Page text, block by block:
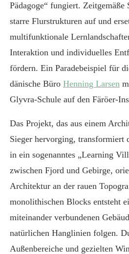
Pädagoge“ fungiert.
starre Flurstrukturen auf und
multifunktionale
Interaktion und individuelles
fördern. Ein Paradebeispiel für
dänische Büro Henning Larsen
Glyvra-Schule auf den Färöer-
Das Projekt, das aus einem
Sieger hervorging, transformiert
in ein sogenanntes „Learning
zwischen Fjord und Gebirge,
Architektur an der rauen
monolithischen Blocks entsteht
miteinander verbundenen
natürlichen Hanglinien folgen.
Außenbereiche und gezielten